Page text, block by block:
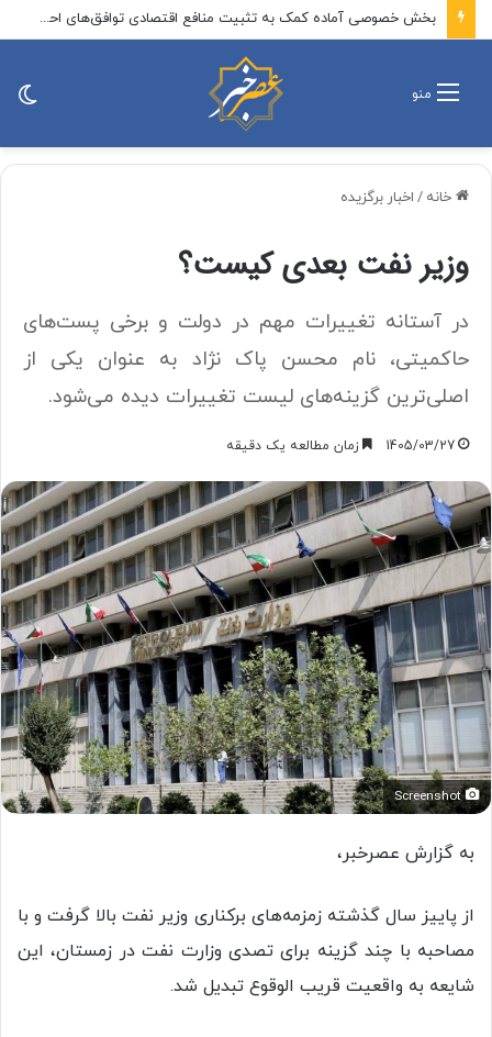
فرزند شهید علی لاریجانی: در ماجرای رد صلاحیت پدرم، آقای اژه‌ای مردانه ایستاد، حکم صادر شد و دست آنهایی که پرونده‌سازی کردند رو شد / در نهایت، موضوع در قالب نامه‌ای به اطلاع رهبر انقلاب نیز رسید
منو
خانه / اخبار برگزیده
وزیر نفت بعدی کیست؟
در آستانه تغییرات مهم در دولت و برخی پست‌های
حاکمیتی، نام محسن پاک نژاد به عنوان یکی از
اصلی‌ترین گزینه‌های لیست تغییرات دیده می‌شود.
1405/03/27 زمان مطالعه یک دقیقه
Screenshot
به گزارش عصرخبر،
از پاییز سال گذشته زمزمه‌های برکناری وزیر نفت بالا گرفت و با
مصاحبه با چند گزینه برای تصدی وزارت نفت در زمستان، این
شایعه به واقعیت قریب الوقوع تبدیل شد.